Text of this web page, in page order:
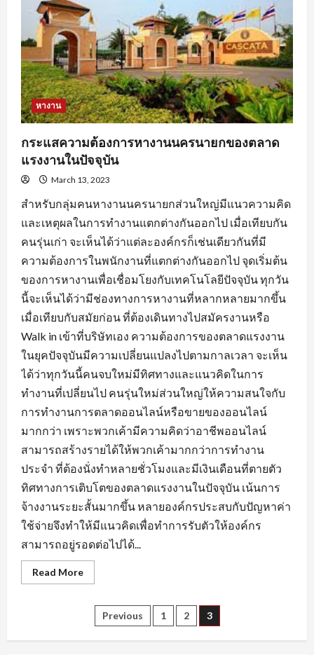
หา
งาน
บัญชี
ตลอด
จน
การ
หา
ข้อมูล
จาก
แหล่ง
ต่างๆ
หางาน
กระแสความต้องการหางานนครนายกของตลาด
แรงงานในปัจจุบัน
March 13, 2023
สำหรับกลุ่มคนหางานนครนายกส่วนใหญ่มีแนวความคิด
และเหตุผลในการทำงานแตกต่างกันออกไป เมื่อเทียบกัน
คนรุ่นเก่า จะเห็นได้ว่าแต่ละองค์กรก็เช่นเดียวกันที่มี
ความต้องการในพนักงานที่แตกต่างกันออกไป จุดเริ่มต้น
ของการหางานเพื่อเชื่อมโยงกับเทคโนโลยีปัจจุบัน ทุกวัน
นี้จะเห็นได้ว่ามีช่องทางการหางานที่หลากหลายมากขึ้น
เมื่อเทียบกับสมัยก่อน ที่ต้องเดินทางไปสมัครงานหรือ
Walk in เข้าที่บริษัทเอง ความต้องการของตลาดแรงงาน
ในยุคปัจจุบันมีความเปลี่ยนแปลงไปตามกาลเวลา จะเห็น
ได้ว่าทุกวันนี้คนจบใหม่มีทิศทางและแนวคิดในการ
ทำงานที่เปลี่ยนไป คนรุ่นใหม่ส่วนใหญ่ให้ความสนใจกับ
การทำงานการตลาดออนไลน์หรือขายของออนไลน์
มากกว่า เพราะพวกเค้ามีความคิดว่าอาชีพออนไลน์
สามารถสร้างรายได้ให้พวกเค้ามากกว่าการทำงาน
ประจำ ที่ต้องนั่งทำหลายชั่วโมงและมีเงินเดือนที่ตายตัว
ทิศทางการเติบโตของตลาดแรงงานในปัจจุบัน เน้นการ
จ้างงานระยะสั้นมากขึ้น หลายองค์กรประสบกับปัญหาค่า
ใช้จ่ายจึงทำให้มีแนวคิดเพื่อทำการรับตัวให้องค์กร
สามารถอยู่รอดต่อไปได้...
Read MoreRead
more
ความ
ต้องการ
งาน
Posts
pagination
Previous 1 2 3